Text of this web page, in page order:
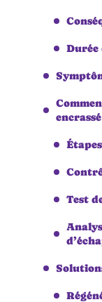
Durée
encrassé
Test